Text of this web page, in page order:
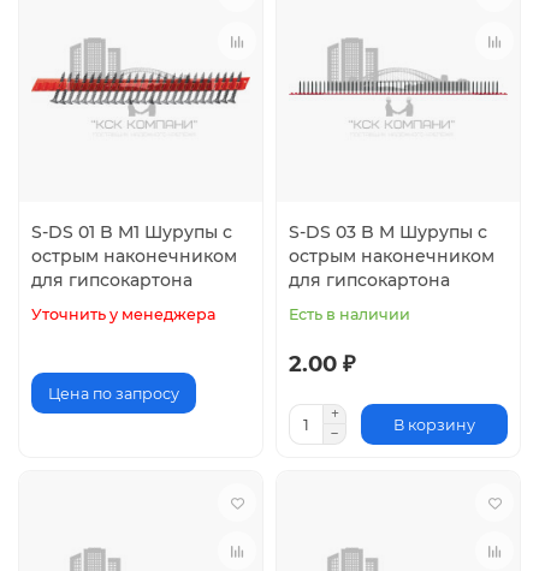
S-DS 01 B M1 Шурупы с
острым наконечником
для гипсокартона
Уточнить у менеджера
Цена по запросу
S-DS 03 B M Шурупы с
острым наконечником
для гипсокартона
Есть в наличии
2.00 ₽
В корзину